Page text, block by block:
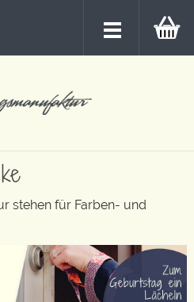
stehen für Farben- und